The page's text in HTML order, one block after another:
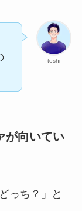
toshi
が向いてい
っち？」と